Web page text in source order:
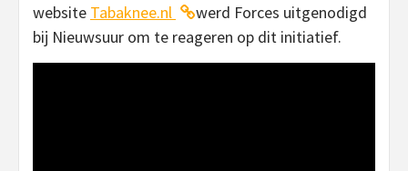
website Tabaknee.nl
werd Forces uitgenodigd
bij Nieuwsuur om te reageren op dit initiatief.